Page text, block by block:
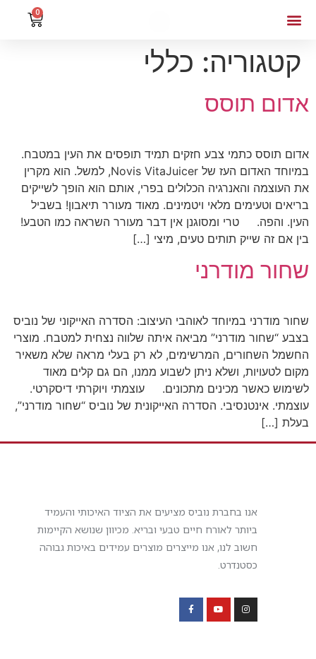
0
קטגוריה: כללי
אדום תוסס
אדום תוסס כתמי צבע חזקים תמיד תופסים את העין במטבח.
במיוחד האדום העז של Novis VitaJuicer, למשל. הוא מקרין
את העוצמה והאנרגיה הכלולים בפרי, אותם הוא הופך לשייקים
בריאים וטעימים מלאי ויטמינים. מאוד מעורר תיאבון! בשביל
העין. והפה. טרי ומסוגנן אין דבר מעורר השראה כמו הטבע!
בין אם זה שייק תותים טעים, מיצי […]
שחור מודרני
שחור מודרני במיוחד לאוהבי העיצוב: הסדרה האייקוני של נוביס
בצבע “שחור מודרני” מביאה איתה שלווה נצחית למטבח. מוצרי
החשמל השחורים, המרשימים, לא רק בעלי מראה שלא משאיר
מקום לטעויות, ושלא ניתן לשבוע ממנו, הם גם קלים מאוד
לשימוש כאשר מכינים מתכונים. עוצמתי ויוקרתי דיסקרטי.
עוצמתי. אינטנסיבי. הסדרה האייקונית של נוביס “שחור מודרני”,
בעלת […]
אנו בחברת נוביס מציעים את הציוד האיכותי והעמיד
ביותר לאורח חיים טבעי ובריא. מכיוון שנושא הקיימות
חשוב לנו, אנו מייצרים מוצרים עמידים באיכות גבוהה
כסטנדרט.